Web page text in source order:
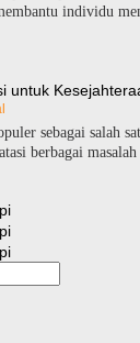
individu
untuk
sebagai salah
berbagai